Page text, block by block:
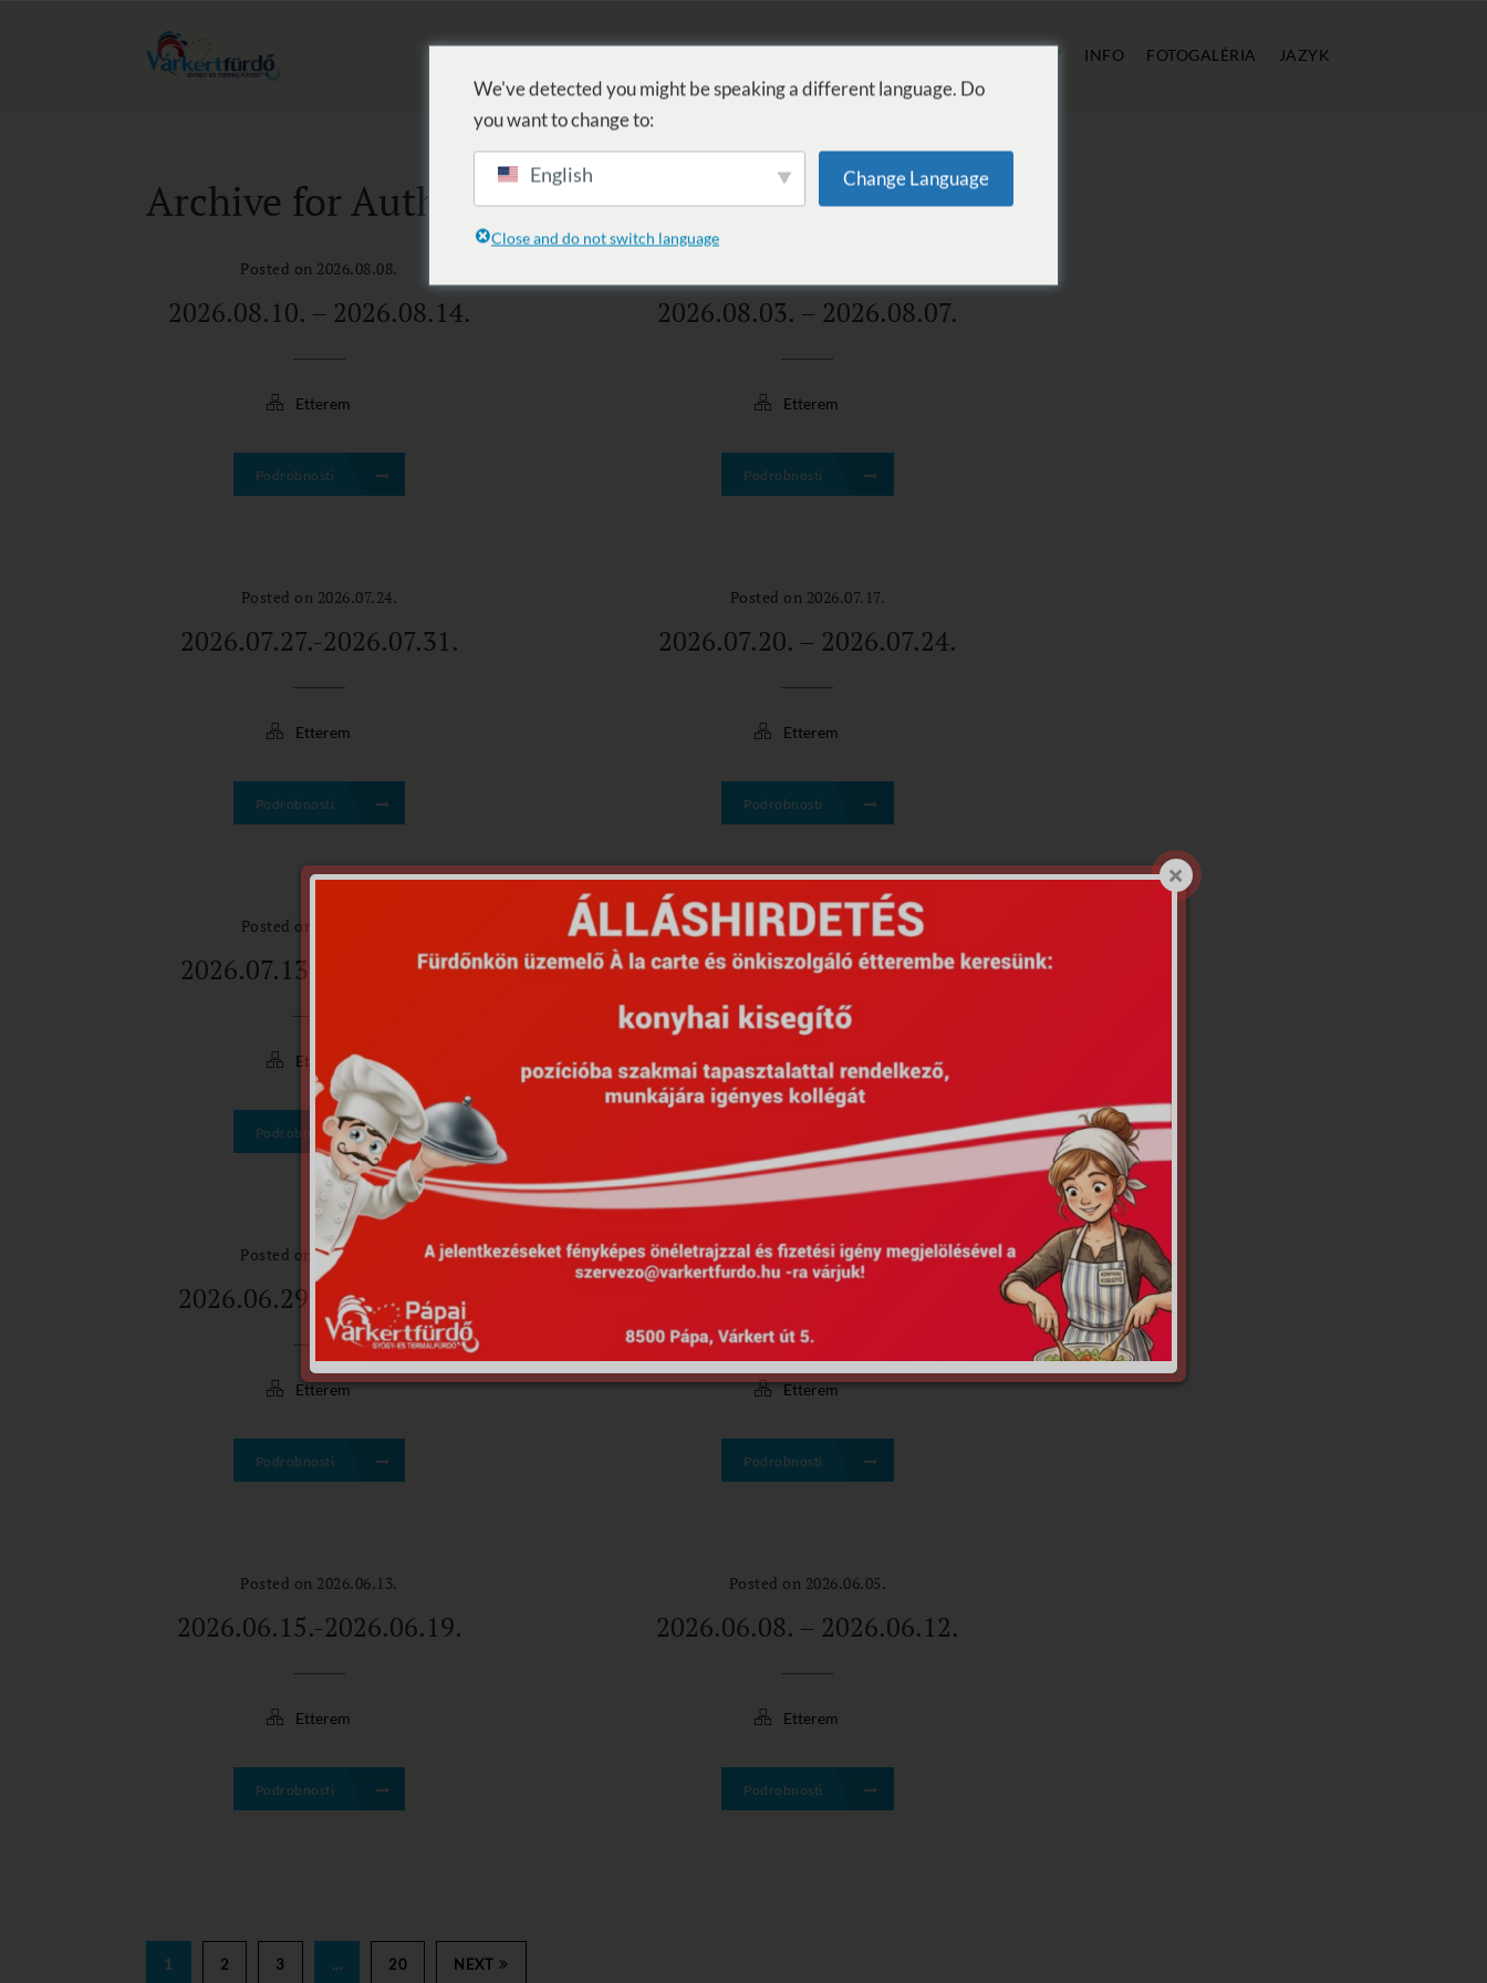
CENY INFO FOTOGALÉRIA JAZYK
Archive for Author: admin
Posted on 2026.08.08.
2026.08.10. – 2026.08.14.
Etterem
Podrobnosti
2026.08.03. – 2026.08.07.
Etterem
Podrobnosti
Posted on 2026.07.24.
2026.07.27.-2026.07.31.
Etterem
Podrobnosti
Posted on 2026.07.17.
2026.07.20. – 2026.07.24.
Etterem
Podrobnosti
Posted on 2026.07.10.
2026.07.13.-2026.07.17.
Etterem
Podrobnosti
Posted on 2026.07.04.
2026.07.06. – 2026.07.10.
Etterem
Posted on 2026.06.26.
2026.06.29.-2026.07.03.
Etterem
Podrobnosti
Posted on 2026.06.19.
Etterem
Podrobnosti
Posted on 2026.06.13.
2026.06.15.-2026.06.19.
Etterem
Podrobnosti
Posted on 2026.06.05.
2026.06.08. – 2026.06.12.
Etterem
Podrobnosti
1 2 3 … 20 NEXT
We've detected you might be speaking a different language. Do
you want to change to:
English Change Language
Close and do not switch language